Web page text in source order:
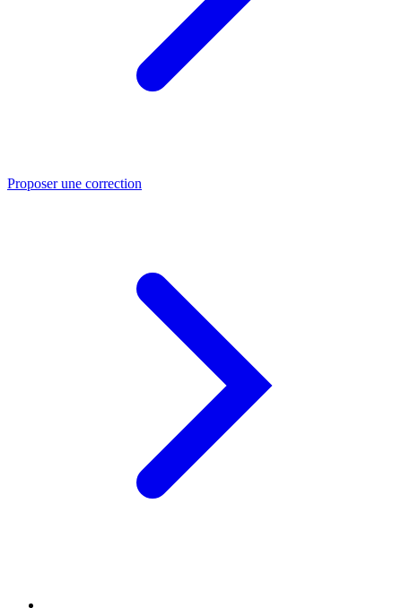
Proposer une correction